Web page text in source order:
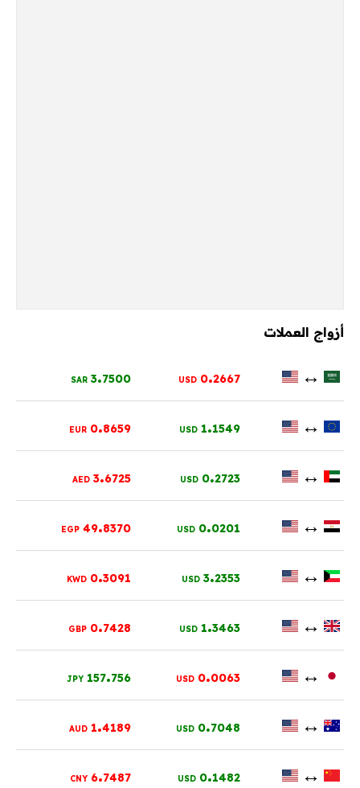
أزواج العملات
↔
0.2667
USD
3.7500
SAR
↔
1.1549
USD
0.8659
EUR
↔
0.2723
USD
3.6725
AED
↔
0.0201
USD
49.8370
EGP
↔
3.2353
USD
0.3091
KWD
↔
1.3463
USD
0.7428
GBP
↔
0.0063
USD
157.756
JPY
↔
0.7048
USD
1.4189
AUD
↔
0.1482
USD
6.7487
CNY